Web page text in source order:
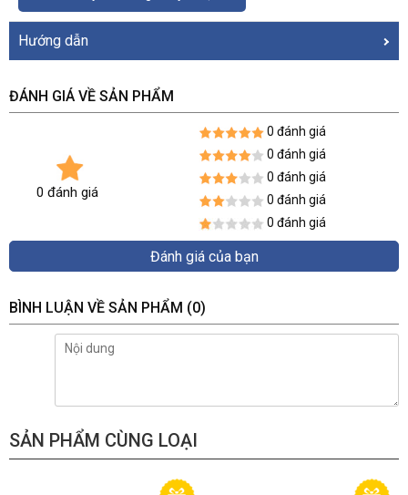
Hướng dẫn
ĐÁNH GIÁ VỀ SẢN PHẨM
0 đánh giá
0 đánh giá
0 đánh giá
0 đánh giá
0 đánh giá
0 đánh giá
Đánh giá của bạn
BÌNH LUẬN VỀ SẢN PHẨM (0)
SẢN PHẨM CÙNG LOẠI